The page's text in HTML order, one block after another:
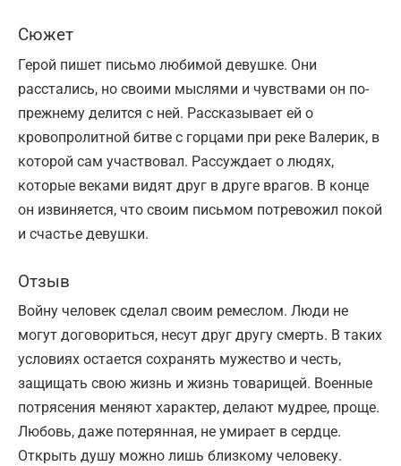
Сюжет
Герой пишет письмо любимой девушке. Они
расстались, но своими мыслями и чувствами он по-
прежнему делится с ней. Рассказывает ей о
кровопролитной битве с горцами при реке Валерик, в
которой сам участвовал. Рассуждает о людях,
которые веками видят друг в друге врагов. В конце
он извиняется, что своим письмом потревожил покой
и счастье девушки.
Отзыв
Войну человек сделал своим ремеслом. Люди не
могут договориться, несут друг другу смерть. В таких
условиях остается сохранять мужество и честь,
защищать свою жизнь и жизнь товарищей. Военные
потрясения меняют характер, делают мудрее, проще.
Любовь, даже потерянная, не умирает в сердце.
Открыть душу можно лишь близкому человеку.